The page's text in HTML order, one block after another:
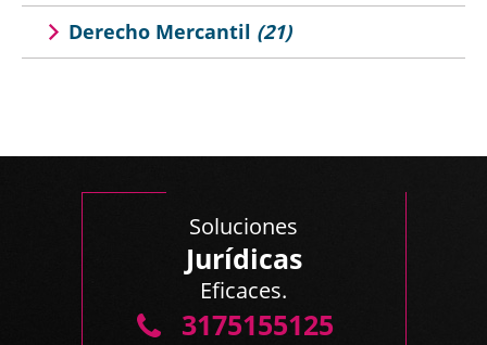
Derecho Mercantil (21)
Soluciones
Jurídicas
Eficaces.
3175155125